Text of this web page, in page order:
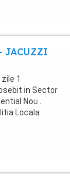
JACUZZI
1
in Sector
Nou .
Locala